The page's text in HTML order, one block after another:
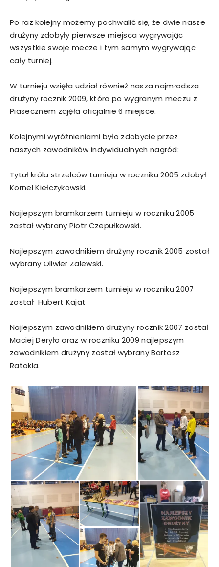
Po raz kolejny możemy pochwalić się, że dwie nasze
drużyny zdobyły pierwsze miejsca wygrywając
wszystkie swoje mecze i tym samym wygrywając
cały turniej.
W turnieju wzięła udział również nasza najmłodsza
drużyny rocznik 2009, która po wygranym meczu z
Piasecznem zajęła oficjalnie 6 miejsce.
Kolejnymi wyróżnieniami było zdobycie przez
naszych zawodników indywidualnych nagród:
Tytuł króla strzelców turnieju w roczniku 2005 zdobył
Kornel Kiełczykowski.
Najlepszym bramkarzem turnieju w roczniku 2005
zastał wybrany Piotr Czepułkowski.
Najlepszym zawodnikiem drużyny rocznik 2005 został
wybrany Oliwier Zalewski.
Najlepszym bramkarzem turnieju w roczniku 2007
został Hubert Kajat
Najlepszym zawodnikiem drużyny rocznik 2007 został
Maciej Deryło oraz w roczniku 2009 najlepszym
zawodnikiem drużyny został wybrany Bartosz
Ratokla.